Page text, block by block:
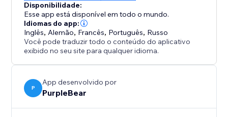
Disponibilidade:
Esse app está disponível em todo o mundo.
Idiomas do app:
Inglês, Alemão, Francês, Português, Russo
Você pode traduzir todo o conteúdo do aplicativo
exibido no seu site para qualquer idioma.
P
App desenvolvido por
PurpleBear